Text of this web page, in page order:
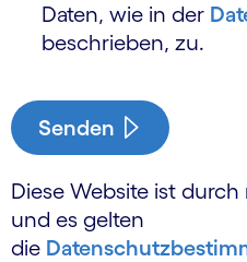
Daten, wie in der
beschrieben, zu.
Senden
Diese Website ist
und es gelten
die